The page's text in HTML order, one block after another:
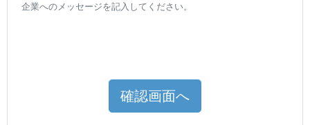
企業へのメッセージを記入してください。
確認画面へ